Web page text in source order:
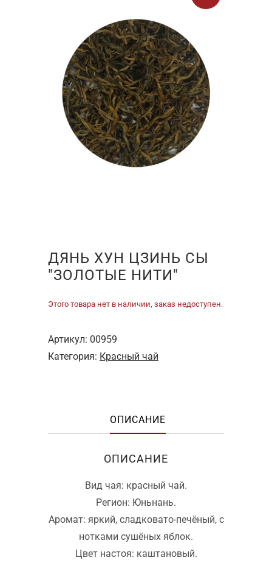
ДЯНЬ ХУН ЦЗИНЬ СЫ
"ЗОЛОТЫЕ НИТИ"
Этого товара нет в наличии, заказ недоступен.
Артикул: 00959
Категория: Красный чай
ОПИСАНИЕ
ОПИСАНИЕ
Вид чая: красный чай.
Регион: Юньнань.
Аромат: яркий, сладковато-печёный, с
нотками сушёных яблок.
Цвет настоя: каштановый.